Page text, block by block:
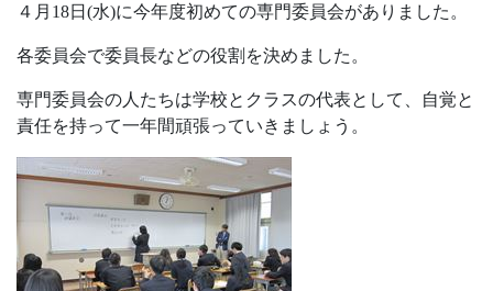
４月18日(水)に今年度初めての専門委員会がありました。
各委員会で委員長などの役割を決めました。
専門委員会の人たちは学校とクラスの代表として、自覚と
責任を持って一年間頑張っていきましょう。